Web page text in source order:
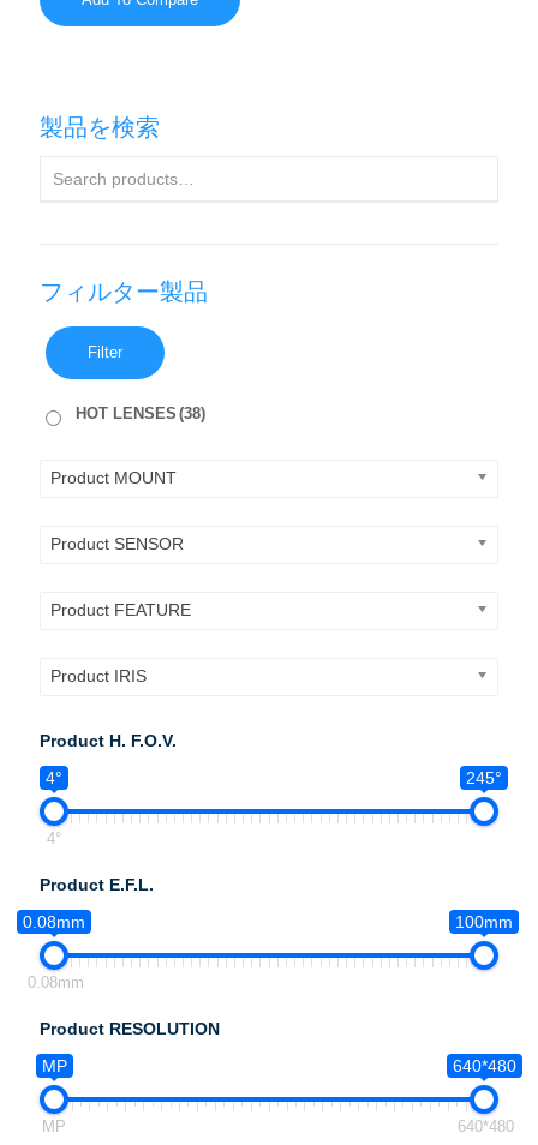
製品を検索
フィルター製品
Filter
HOT LENSES (38)
Product MOUNT
Product SENSOR
Product FEATURE
Product IRIS
Product H. F.O.V.
4°
245°
4°
Product E.F.L.
0.08mm
100mm
0.08mm
Product RESOLUTION
MP
640*480
MP 640*480